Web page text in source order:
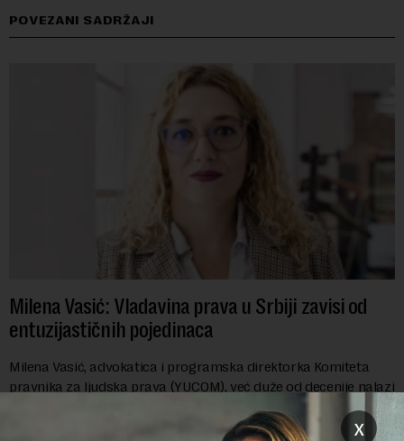
POVEZANI SADRŽAJI
Milena Vasić: Vladavina prava u Srbiji zavisi od
entuzijastičnih pojedinaca
Milena Vasić, advokatica i programska direktorka Komiteta
pravnika za ljudska prava (YUCOM), već duže od decenije nalazi
marginalizovanih grupa, žrtava diskrimi...
x